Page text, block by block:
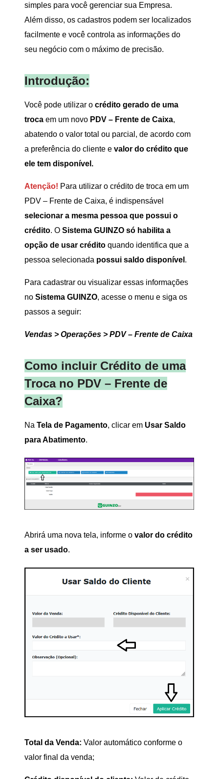
simples para você gerenciar sua Empresa.
Além disso, os cadastros podem ser localizados
facilmente e você controla as informações do
seu negócio com o máximo de precisão.
Introdução:
Você pode utilizar o crédito gerado de uma
troca em um novo PDV – Frente de Caixa,
abatendo o valor total ou parcial, de acordo com
a preferência do cliente e valor do crédito que
ele tem disponível.
Atenção! Para utilizar o crédito de troca em um
PDV – Frente de Caixa, é indispensável
selecionar a mesma pessoa que possui o
crédito. O Sistema GUINZO só habilita a
opção de usar crédito quando identifica que a
pessoa selecionada possui saldo disponível .
Para cadastrar ou visualizar essas informações
no Sistema GUINZO, acesse o menu e siga os
passos a seguir:
Vendas > Operações > PDV – Frente de Caixa
Como incluir Crédito de uma
Troca no PDV – Frente de
Caixa?
Na Tela de Pagamento, clicar em Usar Saldo
para Abatimento.
Abrirá uma nova tela, informe o valor do crédito
a ser usado.
Total da Venda: Valor automático conforme o
valor final da venda;